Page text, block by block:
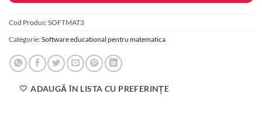
Cod Produs:SOFTMAT3
Categorie:Software educational pentru matematica
ADAUGĂ ÎN LISTA CU PREFERINȚE